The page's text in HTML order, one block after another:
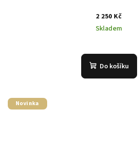
2 250 Kč
Skladem
Do košíku
Novinka